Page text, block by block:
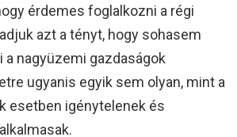
érdemes foglalkozni a régi
azt a tényt, hogy sohasem
nagyüzemi gazdaságok
ugyanis egyik sem olyan, mint a
esetben igénytelenek és